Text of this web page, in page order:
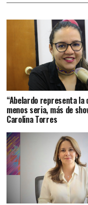
“Abelardo representa la
menos seria, más de
Carolina Torres